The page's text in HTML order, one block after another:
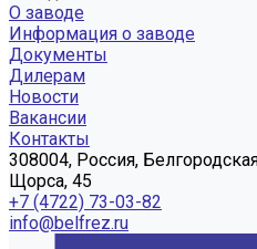
О заводе
Информация о заводе
Документы
Дилерам
Новости
Вакансии
Контакты
308004, Россия,
Щорса, 45
+7 (4722) 73-03-82
info@belfrez.ru